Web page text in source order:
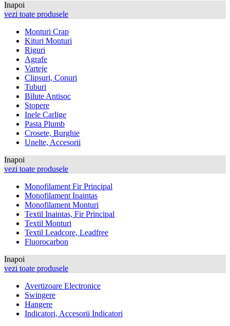
Inapoi
vezi toate produsele
Monturi Crap
Kituri Monturi
Riguri
Agrafe
Varteje
Clipsuri, Conuri
Tuburi
Bilute Antisoc
Stopere
Inele Carlige
Pasta Plumb
Crosete, Burghie
Unelte, Accesorii
Inapoi
vezi toate produsele
Monofilament Fir Principal
Monofilament Inaintas
Monofilament Monturi
Textil Inaintas, Fir Principal
Textil Monturi
Textil Leadcore, Leadfree
Fluorocarbon
Inapoi
vezi toate produsele
Avertizoare Electronice
Swingere
Hangere
Indicatori, Accesorii Indicatori